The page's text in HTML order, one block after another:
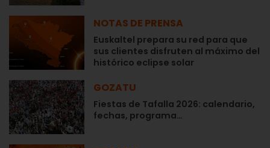
NOTAS DE PRENSA
Euskaltel prepara su red para que
sus clientes disfruten al máximo del
histórico eclipse solar
GOZATU
Fiestas de Tafalla 2026: calendario,
fechas, programa…